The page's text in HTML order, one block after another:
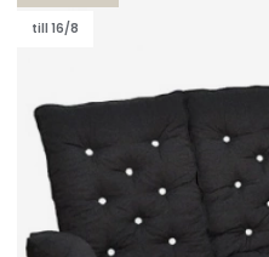
till 16/8